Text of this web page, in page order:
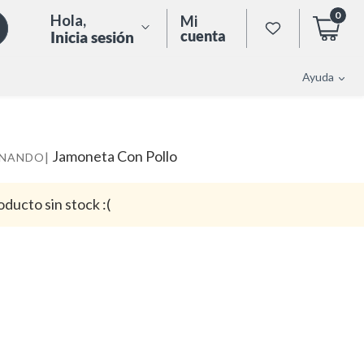
Hola,
Inicia sesión
Mi
cuenta
0
Ayuda
| Jamoneta Con Pollo
sin stock :(